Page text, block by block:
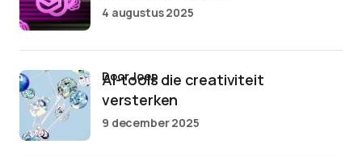
4 augustus 2025
AI-tools die creativiteit
versterken
door Joep
9 december 2025